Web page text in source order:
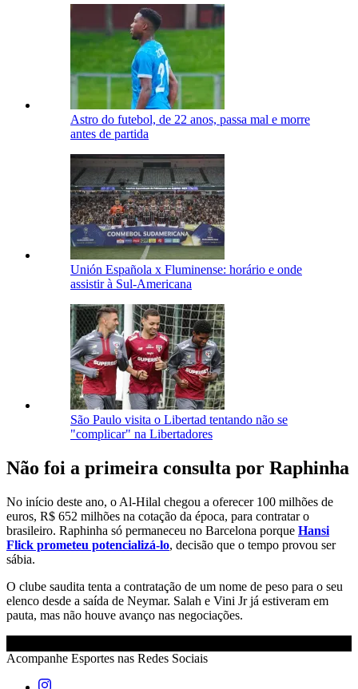
Astro do futebol, de 22 anos, passa mal e morre
antes de partida
Unión Española x Fluminense: horário e onde
assistir à Sul-Americana
São Paulo visita o Libertad tentando não se
"complicar" na Libertadores
Não foi a primeira consulta por Raphinha
No início deste ano, o Al-Hilal chegou a oferecer 100 milhões de
euros, R$ 652 milhões na cotação da época, para contratar o
brasileiro. Raphinha só permaneceu no Barcelona porque Hansi
Flick prometeu potencializá-lo, decisão que o tempo provou ser
sábia.
O clube saudita tenta a contratação de um nome de peso para o seu
elenco desde a saída de Neymar. Salah e Vini Jr já estiveram em
pauta, mas não houve avanço nas negociações.
Acompanhe Esportes nas Redes Sociais